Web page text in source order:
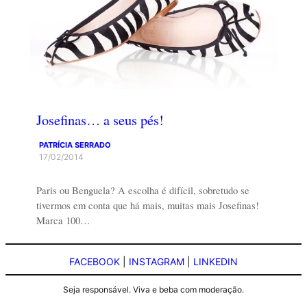
Josefinas… a seus pés!
PATRÍCIA SERRADO
17/02/2014
Paris ou Benguela? A escolha é difícil, sobretudo se
tivermos em conta que há mais, muitas mais Josefinas!
Marca 100…
FACEBOOK INSTAGRAM LINKEDIN
Seja responsável. Viva e beba com moderação.